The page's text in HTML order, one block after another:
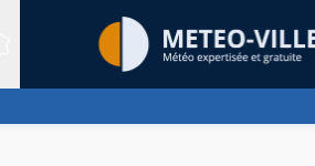
Sites expertis&eacute;s
et un soleil omniprésent